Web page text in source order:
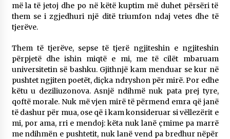
më la të jetoj dhe po në këtë kuptim më duhet përsëri të
them se i zgjedhuri një ditë triumfon ndaj vetes dhe të
tjerëve.
Them të tjerëve, sepse të tjerë ngjiteshin e ngjiteshin
përpjetë dhe ishin miqtë e mi, me të cilët mbaruam
universitetin së bashku. Gjithnjë kam menduar se kur në
pushtet ngjiten poetët, diçka ndryshon për mirë. Por edhe
këtu u deziliuzonova. Asnjë ndihmë nuk pata prej tyre,
qoftë morale. Nuk më vjen mirë të përmend emra që janë
të dashur për mua, ose që i kam konsideruar si vëllezërit e
mi, por ama, rri e mendoj: këta nuk lanë çmime pa marrë
me ndihmën e pushtetit, nuk lanë vend pa bredhur nëpër